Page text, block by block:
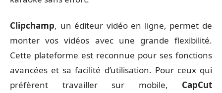
Clipchamp, un éditeur vidéo en ligne, permet de
monter vos vidéos avec une grande flexibilité.
Cette plateforme est reconnue pour ses fonctions
avancées et sa facilité d’utilisation. Pour ceux qui
préfèrent travailler sur mobile, CapCut